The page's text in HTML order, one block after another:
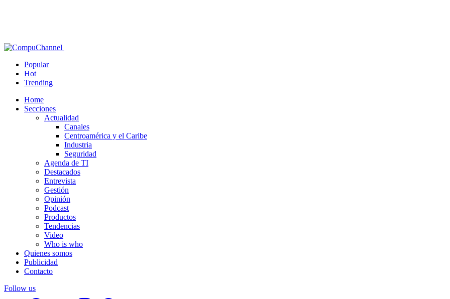
Popular
Hot
Trending
Home
Secciones
Actualidad
Canales
Centroamérica y el Caribe
Industria
Seguridad
Agenda de TI
Destacados
Entrevista
Gestión
Opinión
Podcast
Productos
Tendencias
Video
Who is who
Quienes somos
Publicidad
Contacto
Follow us